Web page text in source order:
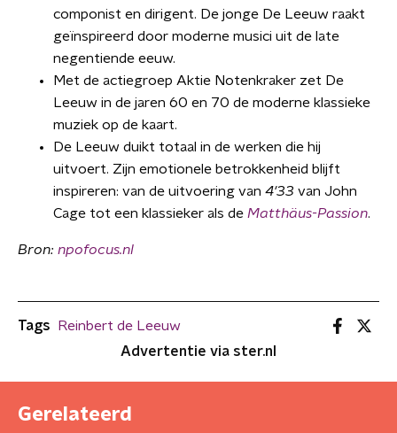
componist en dirigent. De jonge De Leeuw raakt
geïnspireerd door moderne musici uit de late
negentiende eeuw.
Met de actiegroep Aktie Notenkraker zet De
Leeuw in de jaren 60 en 70 de moderne klassieke
muziek op de kaart.
De Leeuw duikt totaal in de werken die hij
uitvoert. Zijn emotionele betrokkenheid blijft
inspireren: van de uitvoering van 4'33 van John
Cage tot een klassieker als de Matthäus-Passion.
Bron: npofocus.nl
Tags
Reinbert de Leeuw
Advertentie via ster.nl
Gerelateerd